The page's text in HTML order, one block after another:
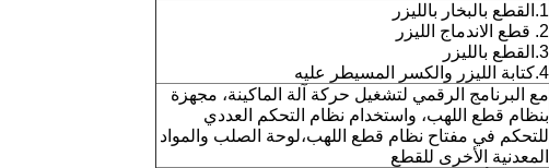
1.القطع بالبخار بالليزر
2. قطع الاندماج الليزر
3.القطع بالليزر
4.كتابة الليزر والكسر المسيطر عليه
مع البرنامج الرقمي لتشغيل حركة آلة الماكينة، مجهزة
بنظام قطع اللهب، واستخدام نظام التحكم العددي
للتحكم في مفتاح نظام قطع اللهب،لوحة الصلب والمواد
المعدنية الأخرى للقطع